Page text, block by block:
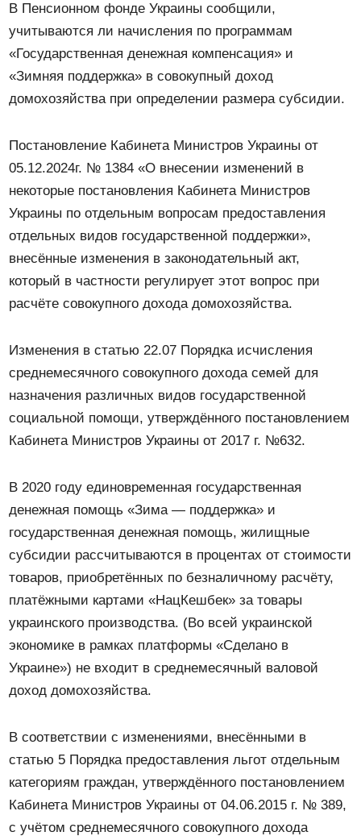
В Пенсионном фонде Украины сообщили,
учитываются ли начисления по программам
«Государственная денежная компенсация» и
«Зимняя поддержка» в совокупный доход
домохозяйства при определении размера субсидии.
Постановление Кабинета Министров Украины от
05.12.2024г. № 1384 «О внесении изменений в
некоторые постановления Кабинета Министров
Украины по отдельным вопросам предоставления
отдельных видов государственной поддержки»,
внесённые изменения в законодательный акт,
который в частности регулирует этот вопрос при
расчёте совокупного дохода домохозяйства.
Изменения в статью 22.07 Порядка исчисления
среднемесячного совокупного дохода семей для
назначения различных видов государственной
социальной помощи, утверждённого постановлением
Кабинета Министров Украины от 2017 г. №632.
В 2020 году единовременная государственная
денежная помощь «Зима — поддержка» и
государственная денежная помощь, жилищные
субсидии рассчитываются в процентах от стоимости
товаров, приобретённых по безналичному расчёту,
платёжными картами «НацКешбек» за товары
украинского производства. (Во всей украинской
экономике в рамках платформы «Сделано в
Украине») не входит в среднемесячный валовой
доход домохозяйства.
В соответствии с изменениями, внесёнными в
статью 5 Порядка предоставления льгот отдельным
категориям граждан, утверждённого постановлением
Кабинета Министров Украины от 04.06.2015 г. № 389,
с учётом среднемесячного совокупного дохода